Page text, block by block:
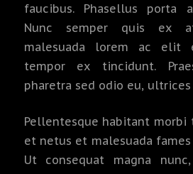
faucibus. Phasellus porta
Nunc semper quis ex
malesuada lorem ac elit
tempor ex tincidunt.
pharetra sed odio eu, ultrices
Pellentesque habitant morbi
et netus et malesuada
Ut consequat magna